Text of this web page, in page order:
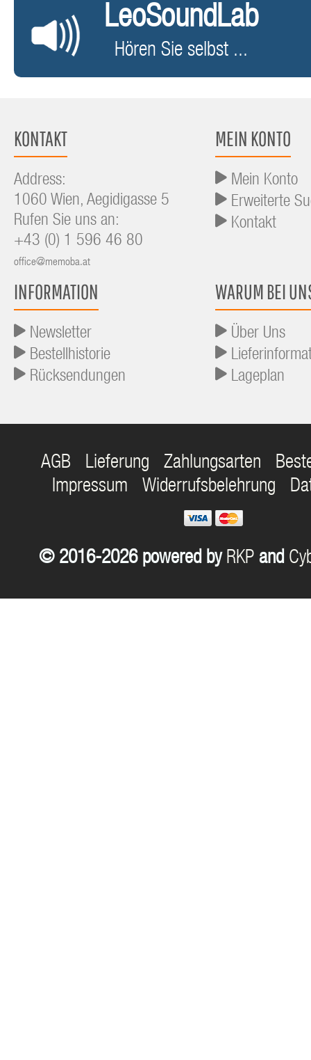
LeoSoundLab
Hören Sie selbst ...
KONTAKT
Address:
1060 Wien, Aegidigasse 5
Rufen Sie uns an:
+43 (0) 1 596 46 80
office@memoba.at
MEIN KONTO
Mein Konto
Erweiterte
Kontakt
INFORMATION
Newsletter
Bestellhistorie
Rücksendungen
WARUM BEI
Über Uns
Lageplan
AGB Lieferung Zahlungsarten
Impressum
Widerrufsbelehrung
© 2016-2026 powered by RKP and